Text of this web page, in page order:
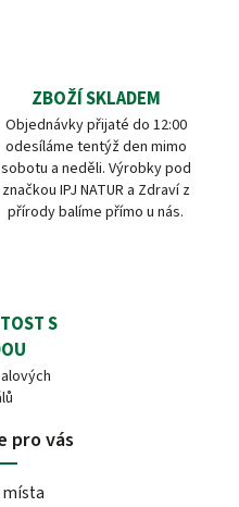
ZBOŽÍ SKLADEM
Objednávky přijaté do 12:00
odesíláme tentýž den mimo
sobotu a neděli. Výrobky pod
značkou IPJ NATUR a Zdraví z
přírody balíme přímo u nás.
S
pro vás